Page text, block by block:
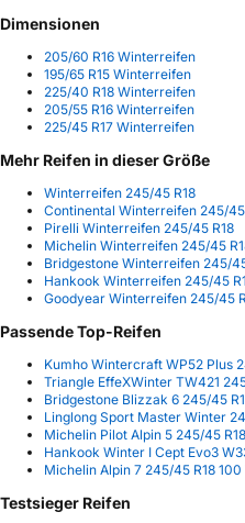
Dimensionen
205/60 R16 Winterreifen
195/65 R15 Winterreifen
225/40 R18 Winterreifen
205/55 R16 Winterreifen
225/45 R17 Winterreifen
Mehr Reifen in dieser Größe
Winterreifen 245/45 R18
Continental Winterreifen 245/45
Pirelli Winterreifen 245/45 R18
Michelin Winterreifen 245/45
Bridgestone Winterreifen 245/
Hankook Winterreifen 245/45
Goodyear Winterreifen 245/45
Passende Top-Reifen
Kumho Wintercraft WP52 Plus
Triangle EffeXWinter TW421
Bridgestone Blizzak 6 245/45
Linglong Sport Master Winter
Michelin Pilot Alpin 5 245/45
Hankook Winter I Cept Evo3
Michelin Alpin 7 245/45 R18
Testsieger Reifen